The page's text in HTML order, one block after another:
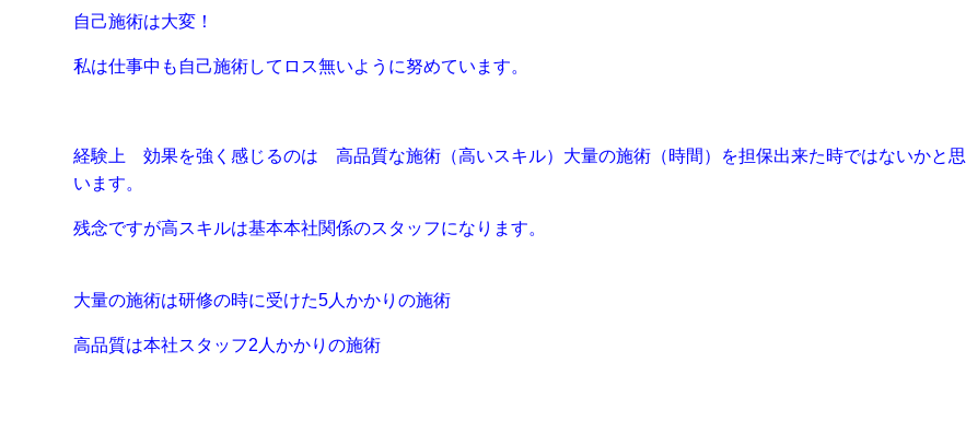
自己施術は大変！
私は仕事中も自己施術してロス無いように努めています。
経験上 効果を強く感じるのは 高品質な施術（高いスキル）大量の施術（時間）を担保出来た時ではないかと思
います。
残念ですが高スキルは基本本社関係のスタッフになります。
大量の施術は研修の時に受けた5人かかりの施術
高品質は本社スタッフ2人かかりの施術